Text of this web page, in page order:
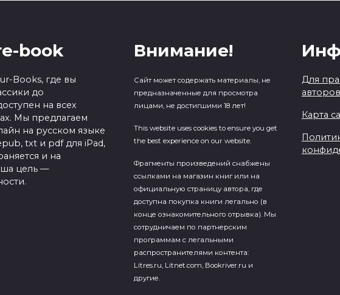
book
Books, где вы
до
на всех
Мы предлагаем
на русском языке
txt и pdf для iPad,
и на
цель —
Внимание!
Сайт может содержать материалы, не
предназначенные для просмотра
лицами, не достигшими 18 лет!
This website uses cookies to ensure you get
the best experience on our website.
Фрагменты произведений cнабжены
ссылками на магазин книг или на
официальную страницу автора, где
доступна покупка книги легально (в
конце ознакомительного отрывка). Мы
сотрудничаем по партнерским
программам с легальными
распространителями контента:
Litres.ru, Litnet.com, Bookriver.ru и
другие.
Для
авторов
Карта